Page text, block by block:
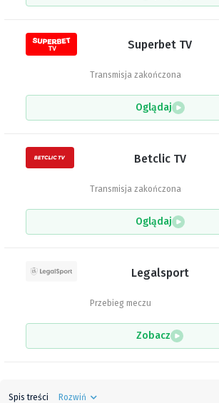
Superbet TV
Transmisja zakończona
Oglądaj
Betclic TV
Transmisja zakończona
Oglądaj
Legalsport
Przebieg meczu
Zobacz
Spis treści Rozwiń